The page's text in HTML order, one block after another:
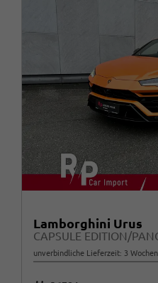
Lamborghini Urus
unverbindliche Lieferzeit: 3 Wochen